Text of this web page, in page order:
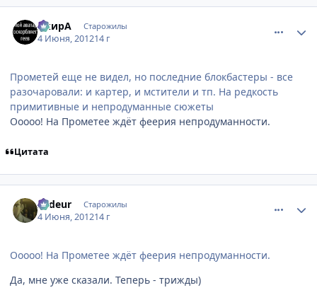
АкирА Старожилы
4 Июня, 201214 г
Прометей еще не видел, но последние блокбастеры - все
разочаровали: и картер, и мстители и тп. На редкость
примитивные и непродуманные сюжеты
Ооооо! На Прометее ждёт феерия непродуманности.
Цитата
Ardeur Старожилы
4 Июня, 201214 г
Ооооо! На Прометее ждёт феерия непродуманности.
Да, мне уже сказали. Теперь - трижды)